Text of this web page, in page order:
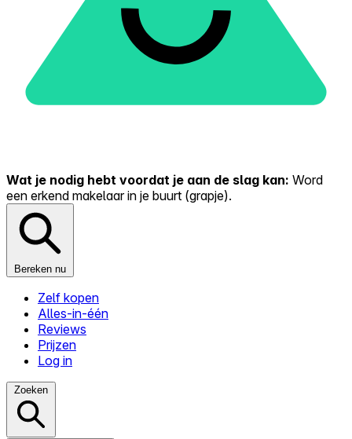
Wat je nodig hebt voordat je aan de slag kan: Word
een erkend makelaar in je buurt (grapje).
Bereken nu
Zelf kopen
Alles-in-één
Reviews
Prijzen
Log in
Zoeken